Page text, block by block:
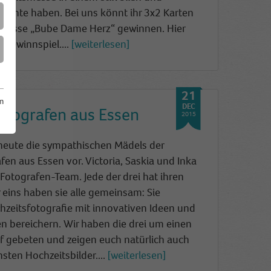
haben. Bei uns könnt ihr 3x2 Karten
„Bube Dame Herz“ gewinnen. Hier
weiterlesen
21
DEC
2015
aus Essen
die sympathischen Mädels der
aus Essen vor. Victoria, Saskia und Inka
Team. Jede der drei hat ihren
haben sie alle gemeinsam: Sie
mit innovativen Ideen und
bereichern. Wir haben die drei um einen
gebeten und zeigen euch natürlich auch
Hochzeitsbilder.... weiterlesen